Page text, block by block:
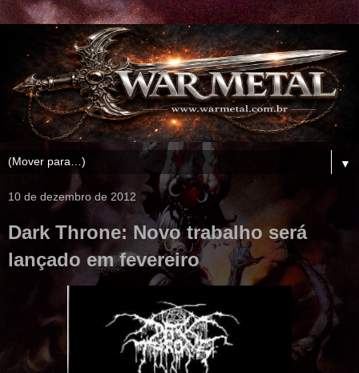
▼
10 de dezembro de 2012
Dark Throne: Novo trabalho será
lançado em fevereiro